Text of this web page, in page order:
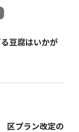
豆腐はいかが
区プラン改定の